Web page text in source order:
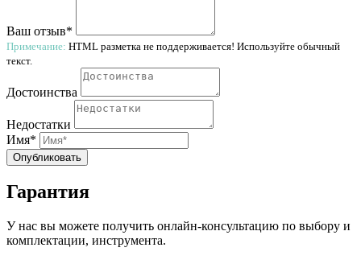
Ваш отзыв*
Примечание: HTML разметка не поддерживается! Используйте обычный
текст.
Достоинства
Недостатки
Имя*
Опубликовать
Гарантия
У нас вы можете получить онлайн-консультацию по выбору и
комплектации, инструмента.